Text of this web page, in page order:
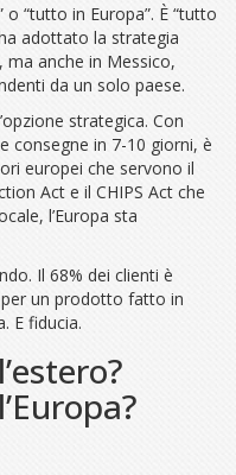
“tutto in Europa”. È “tutto
adottato la strategia
ma anche in Messico,
da un solo paese.
strategica. Con
consegne in 7-10 giorni, è
europei che servono il
Act e il CHIPS Act che
l’Europa sta
Il 68% dei clienti è
un prodotto fatto in
E fiducia.